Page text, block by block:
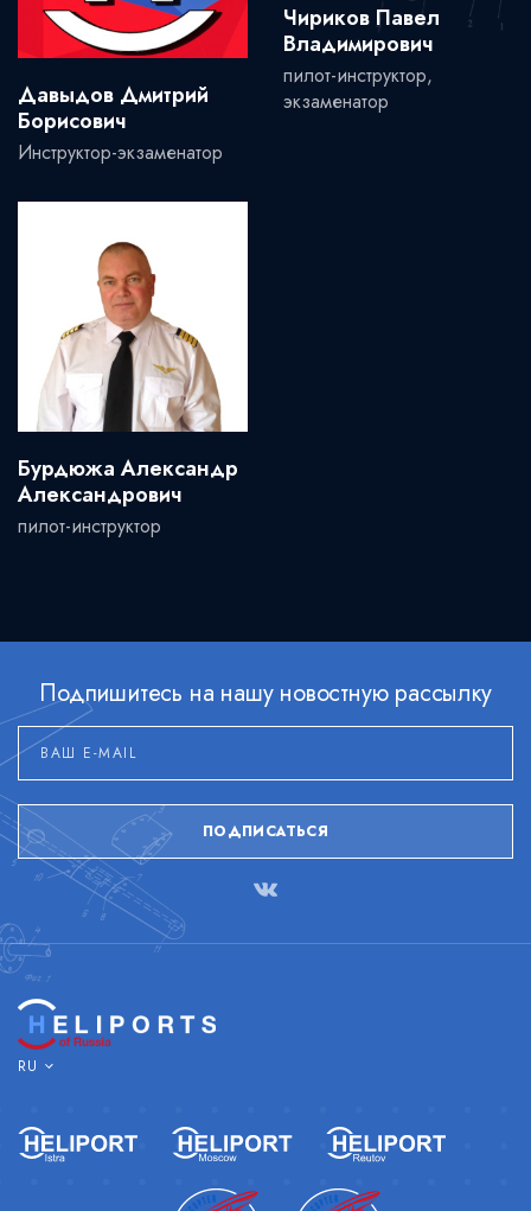
Давыдов Дмитрий
Борисович
Инструктор-экзаменатор
Чириков Павел
Владимирович
пилот-инструктор,
экзаменатор
Бурдюжа Александр
Александрович
пилот-инструктор
Подпишитесь на нашу новостную рассылку
ПОДПИСАТЬСЯ
RU